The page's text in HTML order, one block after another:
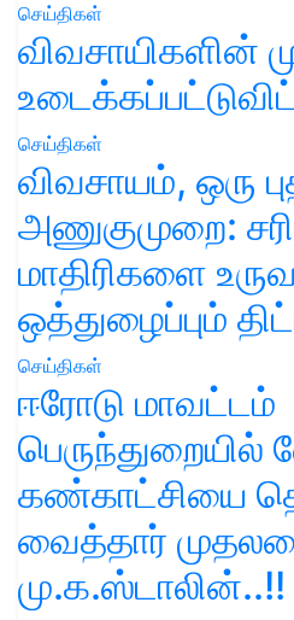
செய்திகள்
விவசாயிகளின்
செய்திகள்
விவசாயம், ஒரு
அணுகுமுறை:
மாதிரிகளை
ஒத்துழைப்பும்
செய்திகள்
ஈரோடு மாவட்டம்
கண்காட்சியை
வைத்தார்
மு.க.ஸ்டாலின்..!!